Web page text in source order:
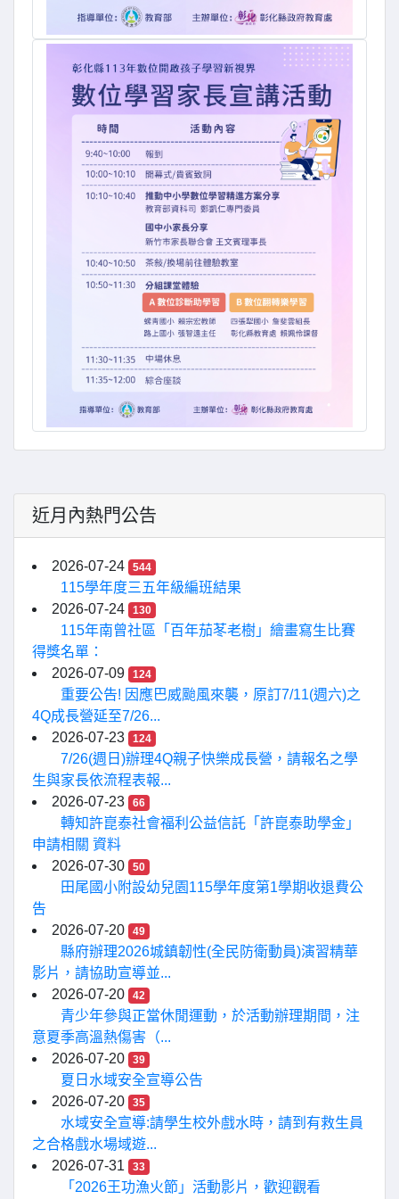
近月內熱門公告
2026-07-24 544
115學年度三五年級編班結果
2026-07-24
130
115年南曾社區「百年茄苳老樹」繪畫寫生比賽
得獎名單：
2026-07-09
124
重要公告! 因應巴威颱風來襲，原訂7/11(週六)之
4Q成長營延至7/26...
2026-07-23
124
7/26(週日)辦理4Q親子快樂成長營，請報名之學
生與家長依流程表報...
2026-07-23
66
轉知許崑泰社會福利公益信託「許崑泰助學金」
申請相關 資料
2026-07-30
50
田尾國小附設幼兒園115學年度第1學期收退費公
告
2026-07-20
49
縣府辦理2026城鎮韌性(全民防衛動員)演習精華
影片，請協助宣導並...
2026-07-20
42
青少年參與正當休閒運動，於活動辦理期間，注
意夏季高溫熱傷害（...
2026-07-20
39
夏日水域安全宣導公告
2026-07-20
35
水域安全宣導:請學生校外戲水時，請到有救生員
之合格戲水場域遊...
2026-07-31
33
「2026王功漁火節」活動影片，歡迎觀看